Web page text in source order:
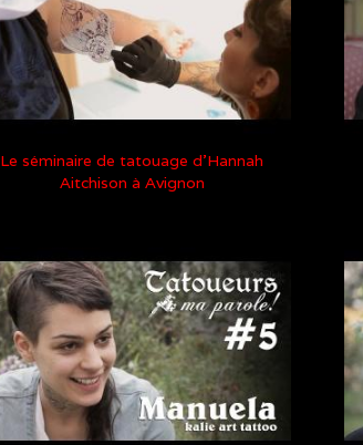
Le séminaire de tatouage d’Hannah
Aitchison à Avignon